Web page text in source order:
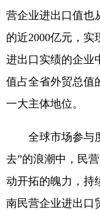
营企业进出口值也
的近2000亿元，实
进出口实绩的企业
值占全省外贸总值
一大主体地位。
全球市场参与度
去”的浪潮中，民
动开拓的魄力，持
南民营企业进出口